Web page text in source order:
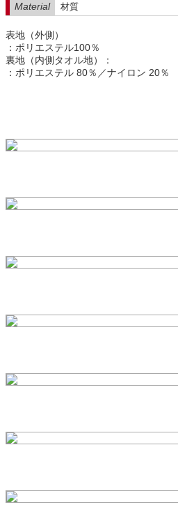
Material 材質
表地（外側）
：ポリエステル100％
裏地（内側タオル地）：
：ポリエステル 80％／ナイロン 20％